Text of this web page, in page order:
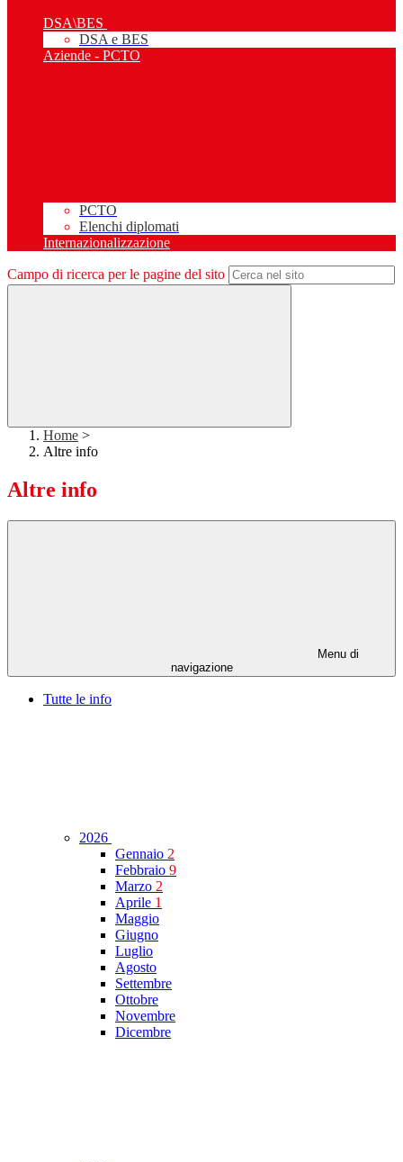
DSA\BES
DSA e BES
Aziende - PCTO
PCTO
Elenchi diplomati
Internazionalizzazione
Campo di ricerca per le pagine del sito
Home >
Altre info
Altre info
Menu di
navigazione
Tutte le info
2026
Gennaio 2
Febbraio 9
Marzo 2
Aprile 1
Maggio
Giugno
Luglio
Agosto
Settembre
Ottobre
Novembre
Dicembre